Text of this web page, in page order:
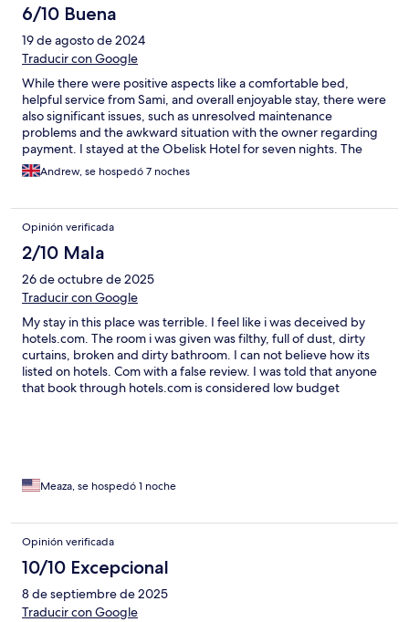
6/10 Buena
19 de agosto de 2024
Traducir con Google
While there were positive aspects like a comfortable bed,
helpful service from Sami, and overall enjoyable stay, there were
also significant issues, such as unresolved maintenance
problems and the awkward situation with the owner regarding
payment. I stayed at the Obelisk Hotel for seven nights. The
bed was comfortable, and I slept well every night. My room was
on the second floor, facing the side with the bar. If you sleep
were some maintenance issues, such as a continuously flashing
light in the bathroom and a non-working bulb above the mirror.
The owner, Nati, said he would have it fixed, but it never
happened. On the positive side, Sami, the helper at the bar, was
fantastic. He made sure I always had a good breakfast with
plenty of coffee, juice, and food. He even arranged to have my
you prefer. The shower required some patience to get working
properly, but it was worth it once it got going. Unfortunately,
the stay ended on a slightly sour note. On the last day, Nati
mentioned that he hadn't received payment for the room,
which made me feel uncomfortable. I had already paid, so I
Andrew, se hospedó 7 noches
Opinión verificada
2/10 Mala
26 de octubre de 2025
Traducir con Google
My stay in this place was terrible. I feel like i was deceived by
hotels.com. The room i was given was filthy, full of dust, dirty
curtains, broken and dirty bathroom. I can not believe how its
listed on hotels. Com with a false review. I was told that anyone
that book through hotels.com is considered low budget
night long. I do not recommend this place to anyone. If you
by no means be your fitst choice if you like clean and heathy
place.
Meaza, se hospedó 1 noche
Opinión verificada
10/10 Excepcional
8 de septiembre de 2025
Traducir con Google